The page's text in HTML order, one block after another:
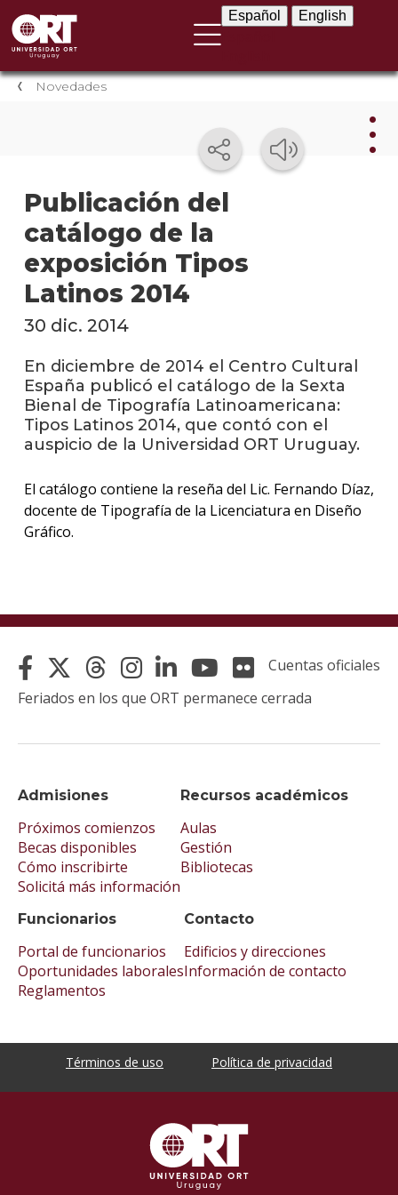
Español English
Novedades
Publicación del
catálogo de la
exposición Tipos
Latinos 2014
La
los
30 dic. 2014
En diciembre de 2014 el Centro Cultural
España publicó el catálogo de la Sexta
Bienal de Tipografía Latinoamericana:
Tipos Latinos 2014, que contó con el
auspicio de la Universidad ORT Uruguay.
El catálogo contiene la reseña del Lic. Fernando Díaz,
docente de Tipografía de la Licenciatura en Diseño
Gráfico.
Admisiones
Próximos comienzos
Becas disponibles
Cómo inscribirte
Solicitá más información
Recursos académicos
Aulas
Gestión
Bibliotecas
Funcionarios
Portal de funcionarios
Oportunidades laborales
Reglamentos
Contacto
Edificios y direcciones
Información de contacto
Cuentas oficiales
Feriados en los que ORT permanece cerrada
Términos de uso Política de privacidad